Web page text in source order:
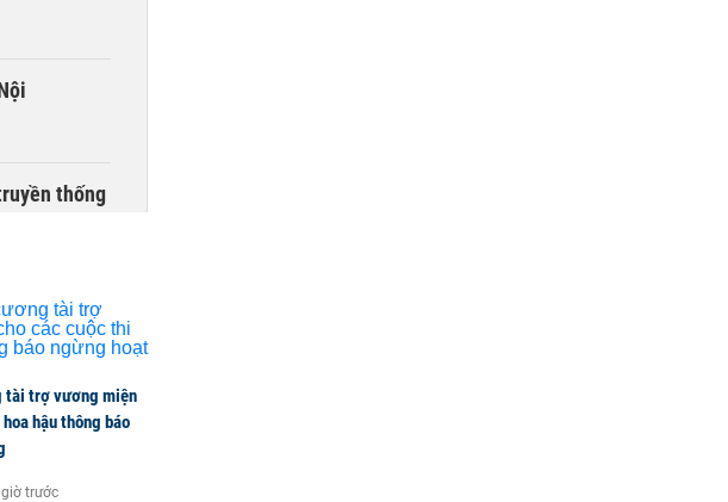
thống
tài trợ vương miện
hậu thông báo
trước